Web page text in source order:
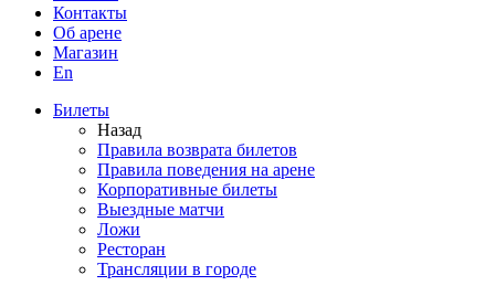
Контакты
Об арене
Магазин
En
Билеты
Назад
Правила возврата билетов
Правила поведения на арене
Корпоративные билеты
Выездные матчи
Ложи
Ресторан
Трансляции в городе